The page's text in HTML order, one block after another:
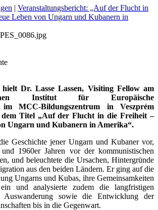
| Veranstaltungsbericht: „Auf der Flucht in
Leben von Ungarn und Kubanern in
Dr. Lasse Lassen, Visiting Fellow am
Institut für Europäische
im MCC-Bildungszentrum in Veszprém
Titel „Auf der Flucht in die Freiheit –
Ungarn und Kubanern in Amerika“.
Geschichte jener Ungarn und Kubaner vor,
1960er Jahren vor der kommunistischen
und beleuchtete die Ursachen, Hintergründe
aus den beiden Ländern. Er ging auf die
Ungarns und Kubas, ihre Gemeinsamkeiten
und analysierte zudem die langfristigen
Auswanderung sowie die Entwicklung der
bis in die Gegenwart.